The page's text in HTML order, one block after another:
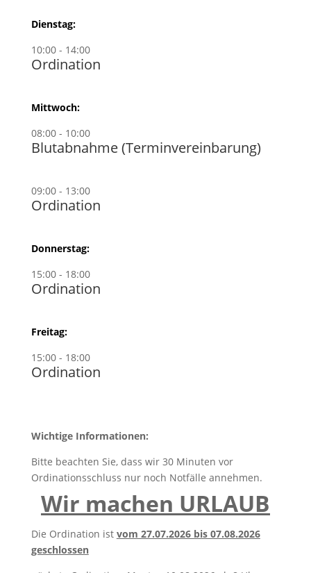
Dienstag:
10:00 - 14:00
Ordination
Mittwoch:
08:00 - 10:00
Blutabnahme (Terminvereinbarung)
09:00 - 13:00
Ordination
Donnerstag:
15:00 - 18:00
Ordination
Freitag:
15:00 - 18:00
Ordination
Wichtige Informationen:
Bitte beachten Sie, dass wir 30 Minuten vor
Ordinationsschluss nur noch Notfälle annehmen.
Wir machen URLAUB
Die Ordination ist vom 27.07.2026 bis 07.08.2026
geschlossen